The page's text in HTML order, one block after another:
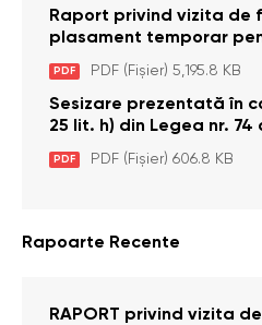
Raport privind vizita de
plasament temporar
dizabilități (adulte)
2026)
PDF PDF (Fișier) 5,195.8 KB
Sesizare prezentată în
25 lit. h) din Legea nr. 74
privire la Curtea
Legea cu privire la
PDF PDF (Fișier) 606.8 KB
Rapoarte Recente
RAPORT privind vizita